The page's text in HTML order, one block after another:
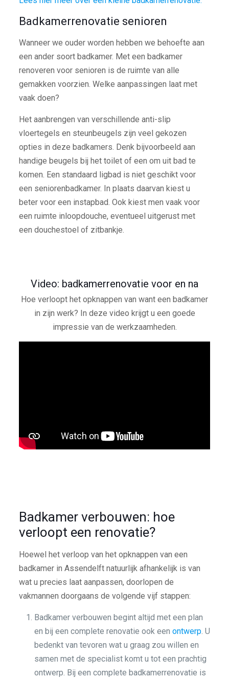
Badkamerrenovatie senioren
Wanneer we ouder worden hebben we behoefte aan
een ander soort badkamer. Met een badkamer
renoveren voor senioren is de ruimte van alle
gemakken voorzien. Welke aanpassingen laat met
vaak doen?
Het aanbrengen van verschillende anti-slip
vloertegels en steunbeugels zijn veel gekozen
opties in deze badkamers. Denk bijvoorbeeld aan
handige beugels bij het toilet of een om uit bad te
komen. Een standaard ligbad is niet geschikt voor
een seniorenbadkamer. In plaats daarvan kiest u
beter voor een instapbad. Ook kiest men vaak voor
een ruimte inloopdouche, eventueel uitgerust met
een douchestoel of zitbankje.
Video: badkamerrenovatie voor en na
Hoe verloopt het opknappen van want een badkamer
in zijn werk? In deze video krijgt u een goede
impressie van de werkzaamheden.
Badkamer verbouwen: hoe
verloopt een renovatie?
Hoewel het verloop van het opknappen van een
badkamer in Assendelft natuurlijk afhankelijk is van
wat u precies laat aanpassen, doorlopen de
vakmannen doorgaans de volgende vijf stappen:
Badkamer verbouwen begint altijd met een plan
en bij een complete renovatie ook een ontwerp. U
bedenkt van tevoren wat u graag zou willen en
samen met de specialist komt u tot een prachtig
ontwerp. Bij een complete badkamerrenovatie is